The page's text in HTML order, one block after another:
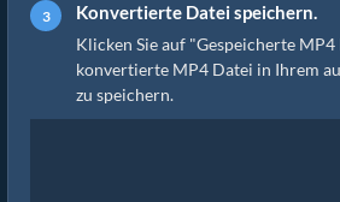
Konvertierte Datei speichern.
Klicken Sie auf "Gespeicherte MP4
konvertierte MP4 Datei in Ihrem
zu speichern.